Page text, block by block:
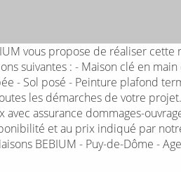
vous propose de réaliser
suivantes : - Maison clé en
- Sol posé - Peinture plafond
les démarches de votre
assurance dommages-
et au prix indiqué par
BEBIUM - Puy-de-Dôme -